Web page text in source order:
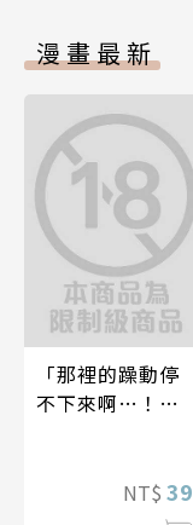
漫畫最新
「那裡的躁動停
不下來啊…！」
滿人電車(第16
NT$ 39